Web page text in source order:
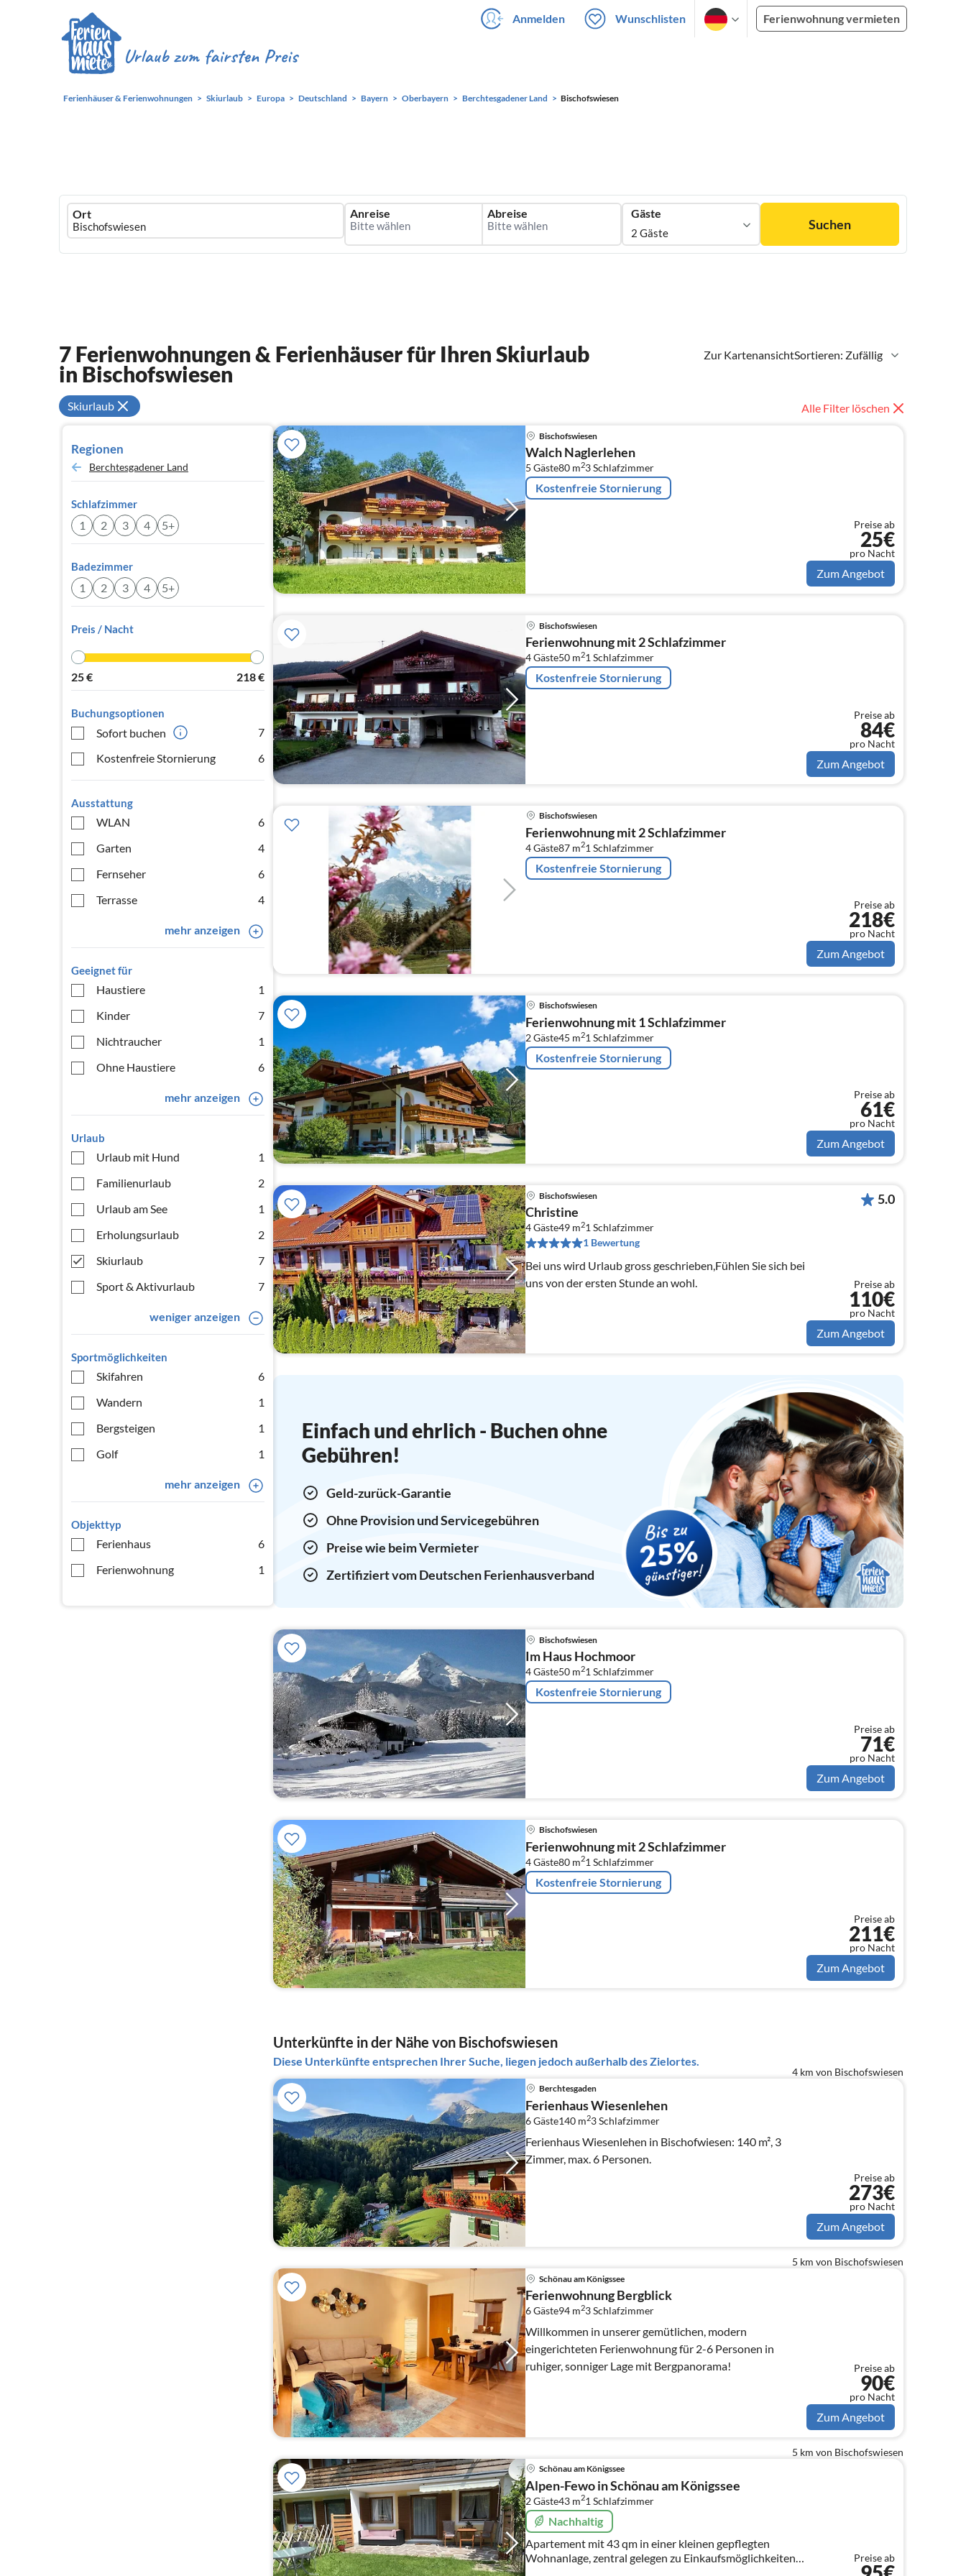
Anmelden Wunschlisten Ferienwohnung vermieten
Ferienhäuser & Ferienwohnungen Skiurlaub Europa Deutschland Bayern Oberbayern Berchtesgadener Land Bischofswiesen
Ferienhausmiete
logo
Ort Anreise Abreise Gäste
2 Gäste
Suchen
Zur KartenansichtSortieren: Zufällig
7 Ferienwohnungen & Ferienhäuser für Ihren Skiurlaub
in Bischofswiesen
Skiurlaub Alle Filter löschen
Regionen
Berchtesgadener Land
Schlafzimmer
1 2 3 4 5+
Badezimmer
1 2 3 4 5+
Preis / Nacht
25€ 218€
Buchungsoptionen
Sofort buchen
7
Kostenfreie Stornierung
6
Ausstattung
WLAN
6
Garten
4
Fernseher
6
Terrasse
4
mehr anzeigen
Geeignet für
Haustiere
1
Kinder
7
Nichtraucher
1
Ohne Haustiere
6
mehr anzeigen
Urlaub
Urlaub mit Hund
1
Familienurlaub
2
Urlaub am See
1
Erholungsurlaub
2
Skiurlaub
7
Sport & Aktivurlaub
7
weniger anzeigen
Sportmöglichkeiten
Skifahren
6
Wandern
1
Bergsteigen
1
Golf
1
mehr anzeigen
Objekttyp
Ferienhaus
6
Ferienwohnung
1
Bischofswiesen
Walch Naglerlehen
5 Gäste80 m23Schlafzimmer
Kostenfreie Stornierung
Preise ab
25€
pro Nacht
Zum Angebot
Bischofswiesen
Ferienwohnung mit 2 Schlafzimmer
4 Gäste50 m21 Schlafzimmer
Kostenfreie Stornierung
Preise ab
84€
pro Nacht
Zum Angebot
Bischofswiesen
Ferienwohnung mit 2 Schlafzimmer
4 Gäste87 m21 Schlafzimmer
Kostenfreie Stornierung
Preise ab
218€
pro Nacht
Zum Angebot
Bischofswiesen
Ferienwohnung mit 1 Schlafzimmer
2 Gäste45 m21 Schlafzimmer
Kostenfreie Stornierung
Preise ab
61€
pro Nacht
Zum Angebot
Bischofswiesen
Christine
4 Gäste49 m21 Schlafzimmer
1 Bewertung
Bei uns wird Urlaub gross geschrieben,Fühlen Sie sich bei
uns von der ersten Stunde an wohl.
5.0
Preise ab
110€
pro Nacht
Zum Angebot
Einfach und ehrlich - Buchen ohne
Gebühren!
Geld-zurück-Garantie
Ohne Provision und Servicegebühren
Preise wie beim Vermieter
Zertifiziert vom Deutschen Ferienhausverband
Bischofswiesen
Im Haus Hochmoor
4 Gäste50 m21Schlafzimmer
Kostenfreie Stornierung
Preise ab
71€
pro Nacht
Zum Angebot
Bischofswiesen
Ferienwohnung mit 2 Schlafzimmer
4 Gäste80 m21 Schlafzimmer
Kostenfreie Stornierung
Preise ab
211€
pro Nacht
Zum Angebot
Unterkünfte in der Nähe von Bischofswiesen
Diese Unterkünfte entsprechen Ihrer Suche, liegen jedoch außerhalb des Zielortes.
4 km von Bischofswiesen
Berchtesgaden
Ferienhaus Wiesenlehen
6 Gäste140 m23Schlafzimmer
Ferienhaus Wiesenlehen in Bischofwiesen: 140 m², 3
Zimmer, max. 6 Personen.
Preise ab
273€
pro Nacht
Zum Angebot
5 km von Bischofswiesen
Schönau am Königssee
Ferienwohnung Bergblick
6 Gäste94 m23Schlafzimmer
Willkommen in unserer gemütlichen, modern
eingerichteten Ferienwohnung für 2-6 Personen in
ruhiger, sonniger Lage mit Bergpanorama!
Preise ab
90€
pro Nacht
Zum Angebot
5 km von Bischofswiesen
Schönau am Königssee
Alpen-Fewo in Schönau am Königssee
2 Gäste43 m21 Schlafzimmer
Nachhaltig
Apartement mit 43 qm in einer kleinen gepflegten
Wohnanlage, zentral gelegen zu Einkaufsmöglichkeiten
Preise ab